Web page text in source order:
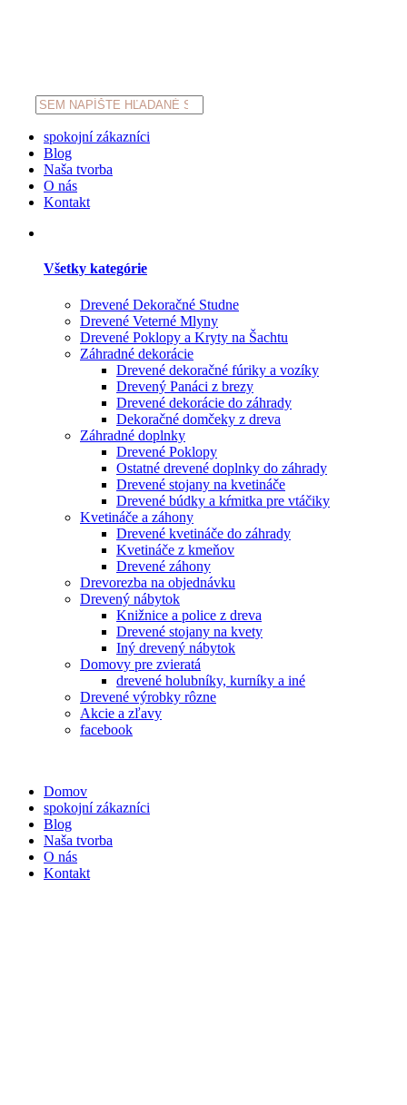
Products
search
spokojní zákazníci
Blog
Naša tvorba
O nás
Kontakt
Všetky kategórie
Drevené Dekoračné Studne
Drevené Veterné Mlyny
Drevené Poklopy a Kryty na Šachtu
Záhradné dekorácie
Drevené dekoračné fúriky a vozíky
Drevený Panáci z brezy
Drevené dekorácie do záhrady
Dekoračné domčeky z dreva
Záhradné doplnky
Drevené Poklopy
Ostatné drevené doplnky do záhrady
Drevené stojany na kvetináče
Drevené búdky a kŕmitka pre vtáčiky
Kvetináče a záhony
Drevené kvetináče do záhrady
Kvetináče z kmeňov
Drevené záhony
Drevorezba na objednávku
Drevený nábytok
Knižnice a police z dreva
Drevené stojany na kvety
Iný drevený nábytok
Domovy pre zvieratá
drevené holubníky, kurníky a iné
Drevené výrobky rôzne
Akcie a zľavy
facebook
Domov
spokojní zákazníci
Blog
Naša tvorba
O nás
Kontakt